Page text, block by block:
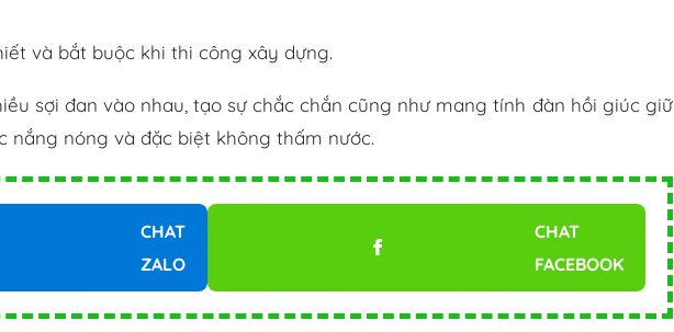
và bắt buộc khi thi công xây dựng.
sợi đan vào nhau, tạo sự chắc chắn cũng như mang tính đàn hồi giúc giữ
nắng nóng và đặc biệt không thấm nước.
CHAT
ZALO
CHAT
FACEBOOK